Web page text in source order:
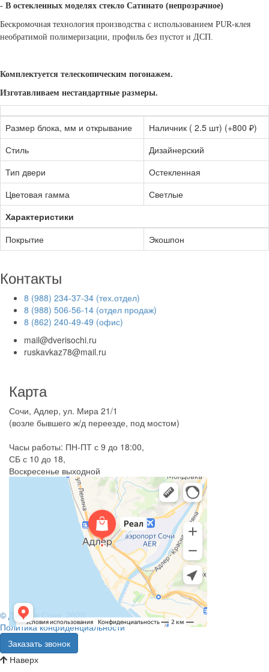
- В остекленных моделях стекло Сатинато (непрозрачное)
Бескромочная технология производства с использованием PUR-клея
необратимой полимеризации, профиль без пустот и ДСП.
Комплектуется телескопическим погонажем.
Изготавливаем нестандартные размеры.
Размер блока, мм и открывание
Наличник ( 2.5 шт) (+800 ₽)
Стиль
Дизайнерский
Тип двери
Остекленная
Цветовая гамма
Светлые
Характеристики
Покрытие
Экошпон
Контакты
8 (988) 234-37-34 (тех.отдел)
8 (988) 506-56-14 (отдел продаж)
8 (862) 240-49-49 (офис)
mail@dverisochi.ru
ruskavkaz78@mail.ru
Карта
Сочи, Адлер, ул. Мира 21/1
(возле бывшего ж/д переезде, под мостом)
Часы работы: ПН-ПТ с 9 до 18:00,
СБ с 10 до 18,
Воскресенье выходной
© Двери в Сочи, 2020
Политика конфиденциальности
Заказать звонок
Наверх